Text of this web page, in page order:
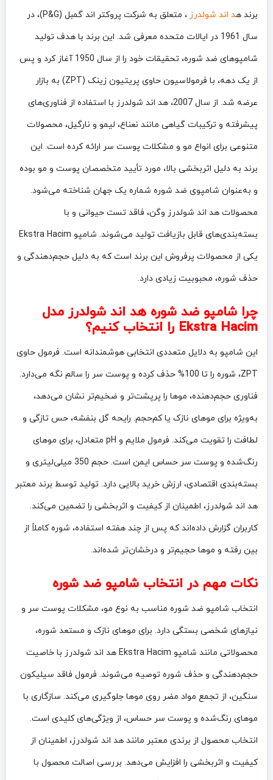
برند هد اند شولدرز
، متعلق به شرکت پروکتر اند گمبل (P&G)، در
سال 1961 در ایالات متحده معرفی شد. این برند با هدف تولید
شامپوهای ضد شوره، تحقیقات خود را از سال 1950 آغاز کرد و پس
از یک دهه، با فرمولاسیون حاوی پریتیون زینک (ZPT) به بازار
عرضه شد. از سال 2007، هد اند شولدرز با استفاده از فناوری‌های
پیشرفته و ترکیبات گیاهی مانند نعناع، لیمو و نارگیل، محصولات
متنوعی برای انواع مو و مشکلات پوست سر ارائه کرده است. این
برند به دلیل اثربخشی بالا، مورد تأیید متخصصان پوست و مو بوده
و به‌عنوان شامپوی ضد شوره شماره یک جهان شناخته می‌شود.
محصولات هد اند شولدرز وگن، فاقد تست حیوانی و با
بسته‌بندی‌های قابل بازیافت تولید می‌شوند. شامپو Ekstra Hacim
یکی از محصولات پرفروش این برند است که به دلیل حجم‌دهندگی و
حذف شوره، محبوبیت زیادی دارد.
چرا شامپو ضد شوره هد اند شولدرز مدل
Ekstra Hacim را انتخاب کنیم؟
این شامپو به دلایل متعددی انتخابی هوشمندانه است. فرمول حاوی
ZPT، شوره را تا 100% حذف کرده و پوست سر را سالم نگه می‌دارد.
فناوری حجم‌دهنده، موها را پرپشت‌تر و ضخیم‌تر نشان می‌دهد،
به‌ویژه برای موهای نازک یا کم‌حجم. رایحه گل بنفشه، حس تازگی و
لطافت را تقویت می‌کند. فرمول ملایم و pH متعادل، برای موهای
رنگ‌شده و پوست سر حساس ایمن است. حجم 350 میلی‌لیتری و
بسته‌بندی اقتصادی، ارزش خرید بالایی دارد. تولید توسط برند معتبر
هد اند شولدرز، اطمینان از کیفیت و اثربخشی را تضمین می‌کند.
کاربران گزارش داده‌اند که پس از چند هفته استفاده، شوره کاملاً از
بین رفته و موها حجیم‌تر و درخشان‌تر شده‌اند.
نکات مهم در انتخاب شامپو ضد شوره
انتخاب شامپو ضد شوره مناسب به نوع مو، مشکلات پوست سر و
نیازهای شخصی بستگی دارد. برای موهای نازک و مستعد شوره،
محصولاتی مانند شامپو Ekstra Hacim هد اند شولدرز با خاصیت
حجم‌دهندگی و حذف شوره توصیه می‌شوند. فرمول فاقد سیلیکون
سنگین، از تجمع مواد مضر روی موها جلوگیری می‌کند. سازگاری با
موهای رنگ‌شده و پوست سر حساس، از ویژگی‌های کلیدی است.
انتخاب محصول از برندی معتبر مانند هد اند شولدرز، اطمینان از
کیفیت و اثربخشی را افزایش می‌دهد. بررسی اصالت محصول با